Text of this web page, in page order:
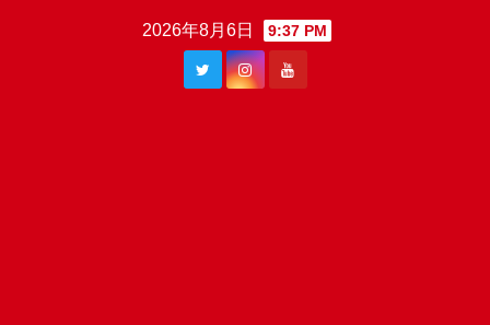
2026年8月6日 9:37 PM